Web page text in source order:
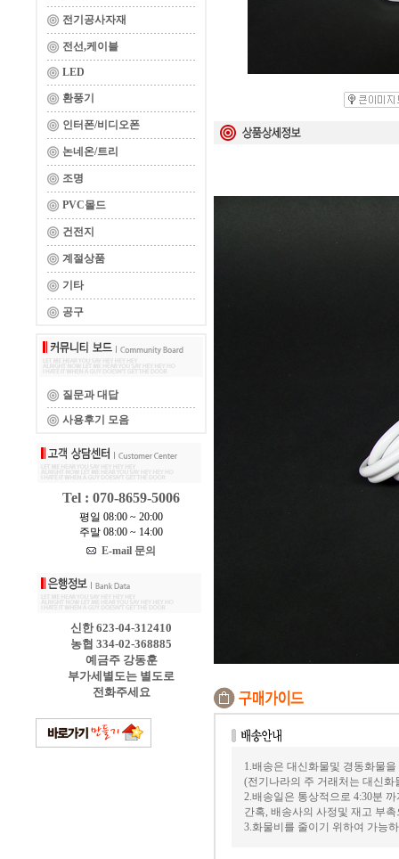
전기공사자재
전선,케이블
LED
환풍기
인터폰/비디오폰
논네온/트리
조명
PVC몰드
건전지
계절상품
기타
공구
질문과 대답
사용후기 모음
Tel : 070-8659-5006
평일 08:00 ~ 20:00
주말 08:00 ~ 14:00
E-mail 문의
신한 623-04-312410
농협 334-02-368885
예금주 강동훈
부가세별도는 별도로
전화주세요
1.배송은 대신화물및 경동화물
(전기나라의 주 거래처는 대신화
2.배송일은 통상적으로 4:30분
간혹, 배송사의 사정및 재고 부
3.화물비를 줄이기 위하여 가능